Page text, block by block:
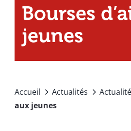
Bourses
jeunes
Accueil Actualités
aux jeunes